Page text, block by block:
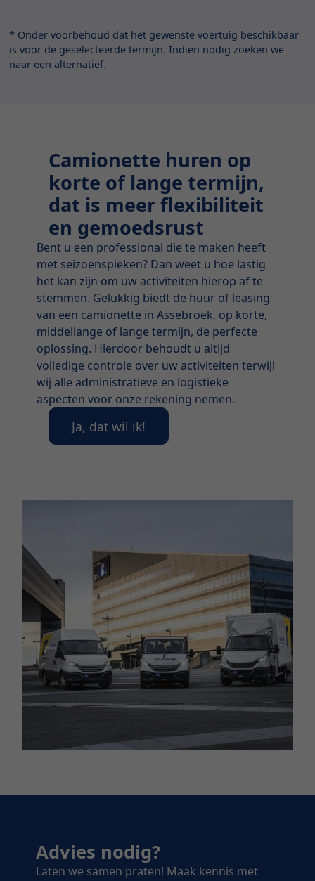
* Onder voorbehoud dat het gewenste voertuig beschikbaar
is voor de geselecteerde termijn. Indien nodig zoeken we
naar een alternatief.
Camionette huren op
korte of lange termijn,
dat is meer flexibiliteit
en gemoedsrust
Bent u een professional die te maken heeft
met seizoenspieken? Dan weet u hoe lastig
het kan zijn om uw activiteiten hierop af te
stemmen. Gelukkig biedt de huur of leasing
van een camionette in Assebroek, op korte,
middellange of lange termijn, de perfecte
oplossing. Hierdoor behoudt u altijd
volledige controle over uw activiteiten terwijl
wij alle administratieve en logistieke
aspecten voor onze rekening nemen.
Ja, dat wil ik!
Advies nodig?
Laten we samen praten! Maak kennis met